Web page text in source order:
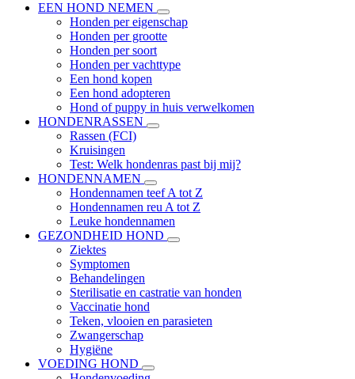
EEN HOND NEMEN
Honden per eigenschap
Honden per grootte
Honden per soort
Honden per vachttype
Een hond kopen
Een hond adopteren
Hond of puppy in huis verwelkomen
HONDENRASSEN
Rassen (FCI)
Kruisingen
Test: Welk hondenras past bij mij?
HONDENNAMEN
Hondennamen teef A tot Z
Hondennamen reu A tot Z
Leuke hondennamen
GEZONDHEID HOND
Ziektes
Symptomen
Behandelingen
Sterilisatie en castratie van honden
Vaccinatie hond
Teken, vlooien en parasieten
Zwangerschap
Hygiëne
VOEDING HOND